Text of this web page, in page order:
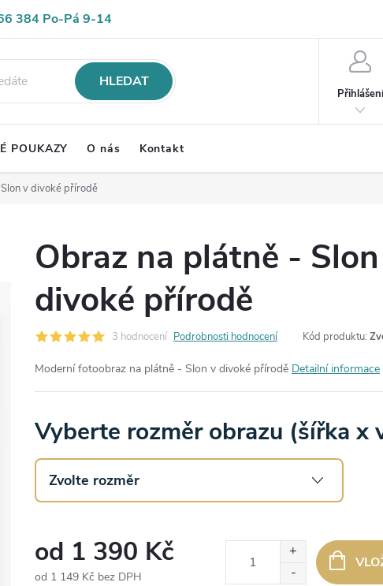
384 Po-Pá 9-14
podmínky Ochrana os. údajů
HLEDAT
Přihlášení
POUKAZY O nás Kontakt
v divoké přírodě
Obraz na plátně -
divoké přírodě
3 hodnocení Podrobnosti hodnocení Kód produktu:
Moderní fotoobraz na plátně - Slon v divoké přírodě Detailní informace
Vyberte rozměr obrazu (šířka x
od 1 390 Kč
od 1 149 Kč bez DPH